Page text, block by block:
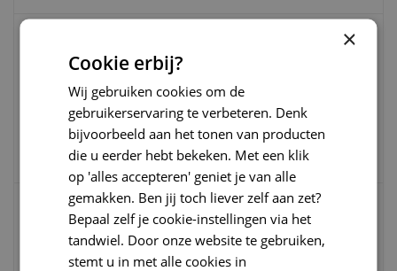
HappyOne mediterraneum dog adult fresh
lamb 3 kg
95 € 29,95
HappyOne mediterraneum dog adult fresh
sardine 3kg
×
Cookie erbij?
Wij gebruiken cookies om de
gebruikerservaring te verbeteren. Denk
bijvoorbeeld aan het tonen van producten
die u eerder hebt bekeken. Met een klik
op 'alles accepteren' geniet je van alle
gemakken. Ben jij toch liever zelf aan zet?
Bepaal zelf je cookie-instellingen via het
tandwiel. Door onze website te gebruiken,
stemt u in met alle cookies in